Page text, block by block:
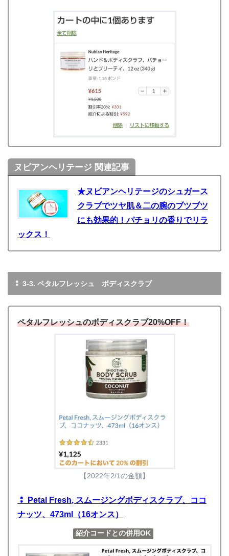
ヌビアンヘリテージ 関連記事
★ヌビアンヘリテージのシュガース
クラブでツヤ肌＆二の腕のブツブツ
にも効果的！パチョリの香りでリラ
ックス！
⁑ 3-3. ペタルフレッシュ ボディスクラブ
ペタルフレッシュのボディスクラブ20%OFF！
【2022年2/1の金額】
⁑ Petal Fresh, スムージングボディスクラブ、ココ
ナッツ、473ml（16オンス）
紹介コードとの併用OK